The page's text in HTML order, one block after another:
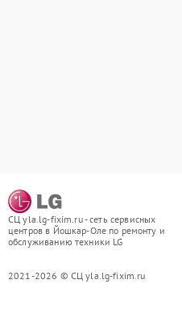
СЦ yla.lg-fixim.ru - сеть сервисных
центров в Йошкар-Оле по ремонту и
обслуживанию техники LG
2021-2026 © СЦ yla.lg-fixim.ru